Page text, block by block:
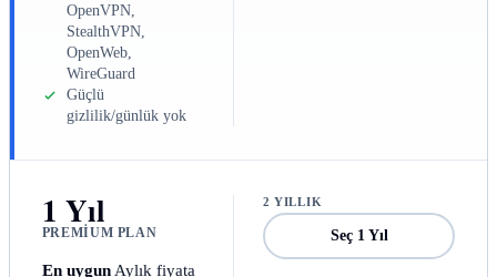
OpenVPN,
StealthVPN,
OpenWeb,
WireGuard
Güçlü
gizlilik/günlük yok
1 Yıl
PREMIUM PLAN
En uygunAylık fiyata
2 YILLIK
Seç 1 Yıl